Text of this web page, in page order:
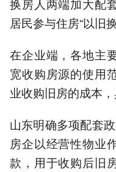
换房人两端加大配
居民参与住房“以旧
在企业端，各地主
宽收购房源的使用
业收购旧房的成本，
山东明确多项配套
房企以经营性物业
款，用于收购后旧